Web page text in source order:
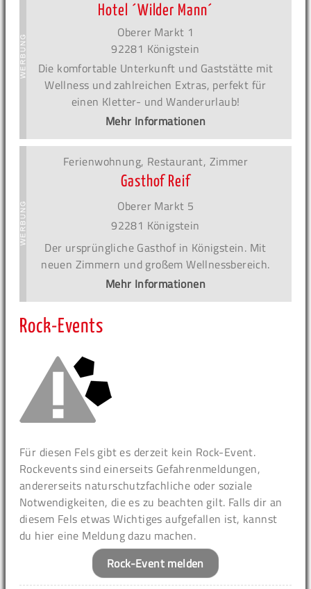
Hotel ´Wilder Mann´
Oberer Markt 1
92281 Königstein
Die komfortable Unterkunft und Gaststätte mit
Wellness und zahlreichen Extras, perfekt für
einen Kletter- und Wanderurlaub!
Mehr Informationen
Ferienwohnung, Restaurant, Zimmer
Gasthof Reif
Oberer Markt 5
92281 Königstein
Der ursprüngliche Gasthof in Königstein. Mit
neuen Zimmern und großem Wellnessbereich.
Mehr Informationen
Rock-Events
Für diesen Fels gibt es derzeit kein Rock-Event.
Rockevents sind einerseits Gefahrenmeldungen,
andererseits naturschutzfachliche oder soziale
Notwendigkeiten, die es zu beachten gilt. Falls dir an
diesem Fels etwas Wichtiges aufgefallen ist, kannst
du hier eine Meldung dazu machen.
Rock-Event melden